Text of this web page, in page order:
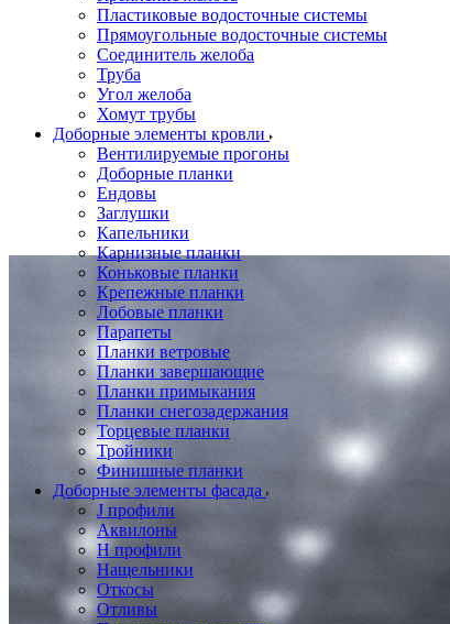
Пластиковые водосточные системы
Прямоугольные водосточные системы
Соединитель желоба
Труба
Угол желоба
Хомут трубы
Доборные элементы кровли
Вентилируемые прогоны
Доборные планки
Ендовы
Заглушки
Капельники
Карнизные планки
Коньковые планки
Крепежные планки
Лобовые планки
Парапеты
Планки ветровые
Планки завершающие
Планки примыкания
Планки снегозадержания
Торцевые планки
Тройники
Финишные планки
Доборные элементы фасада
J профили
Аквилоны
Н профили
Нащельники
Откосы
Отливы